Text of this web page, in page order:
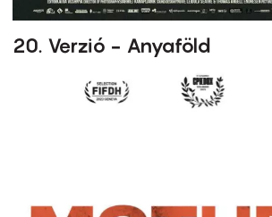
20. Verzió - Anyaföld